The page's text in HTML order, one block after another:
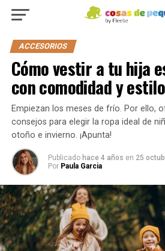
ACCESORIOS
Cómo vestir a tu hija
con comodidad y estilo
Empiezan los meses de frío. Por ello,
consejos para elegir la ropa ideal de
otoño e invierno. ¡Apunta!
Publicado hace 4 años en 25
Por Paula Garcia